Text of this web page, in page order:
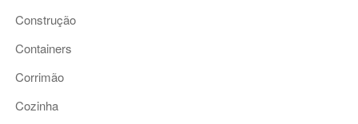
Construção
Containers
Corrimão
Cozinha